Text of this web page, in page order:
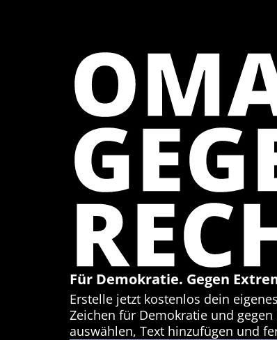
Für Demokratie. Gegen
Erstelle jetzt kostenlos dein
Zeichen für Demokratie und
auswählen, Text hinzufügen und